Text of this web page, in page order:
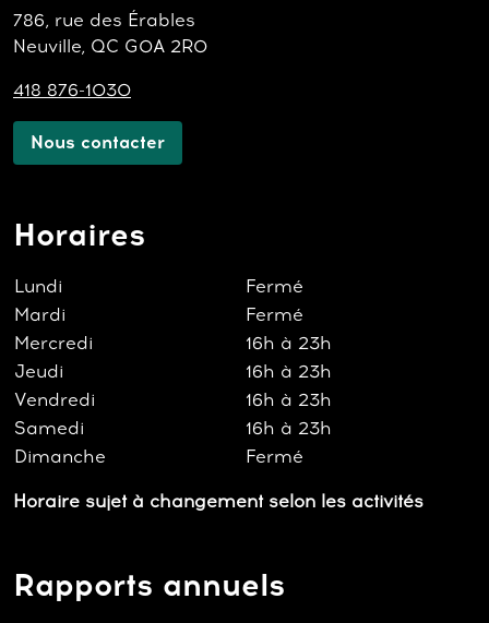
786, rue des Érables
Neuville, QC G0A 2R0
418 876-1030
Nous contacter
Horaires
Lundi
Fermé
Mardi
Fermé
Mercredi
16h à 23h
Jeudi
16h à 23h
Vendredi
16h à 23h
Samedi
16h à 23h
Dimanche
Fermé
Horaire sujet à changement selon les activités
Rapports annuels